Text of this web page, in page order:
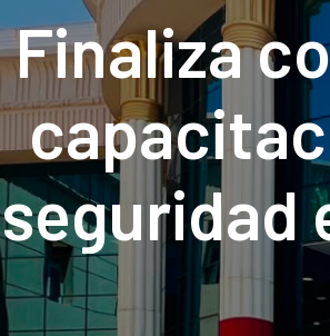
Finaliza
seguridad
Ministerio